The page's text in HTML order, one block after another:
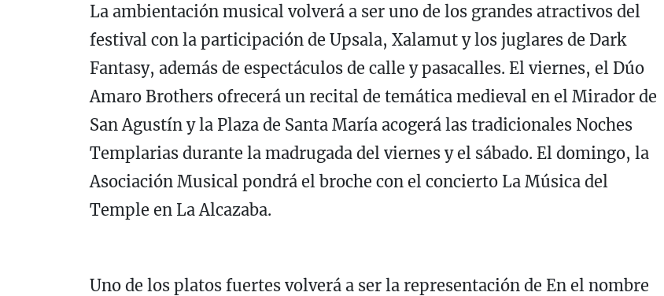
La ambientación musical volverá a ser uno de los grandes atractivos del
festival con la participación de Upsala, Xalamut y los juglares de Dark
Fantasy, además de espectáculos de calle y pasacalles. El viernes, el Dúo
Amaro Brothers ofrecerá un recital de temática medieval en el Mirador de
San Agustín y la Plaza de Santa María acogerá las tradicionales Noches
Templarias durante la madrugada del viernes y el sábado. El domingo, la
Asociación Musical pondrá el broche con el concierto La Música del
Temple en La Alcazaba.
Uno de los platos fuertes volverá a ser la representación de En el nombre